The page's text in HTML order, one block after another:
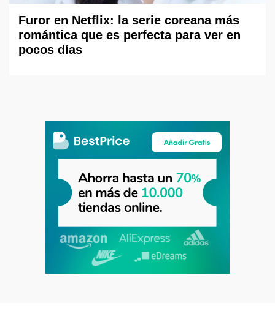
Furor en Netflix: la serie coreana más
romántica que es perfecta para ver en
pocos días